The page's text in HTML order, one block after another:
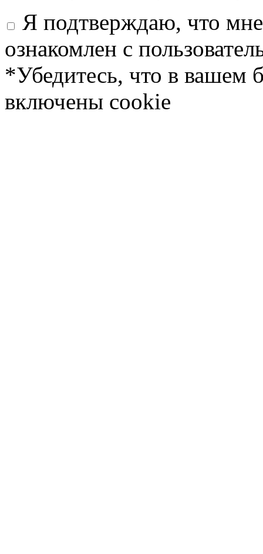
Я подтверждаю, что
ознакомлен с
*Убедитесь, что в вашем
включены cookie